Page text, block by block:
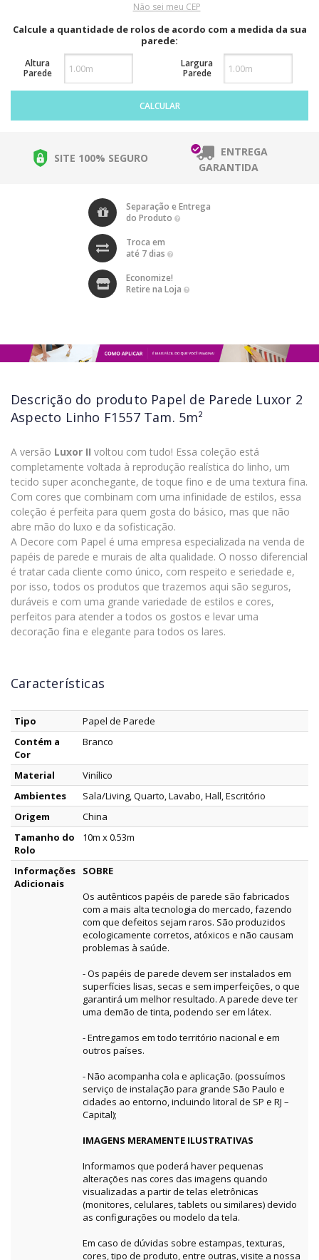
Não sei meu CEP
Calcule a quantidade de rolos de acordo com a medida da sua
parede:
Altura
Parede
Largura
Parede
CALCULAR
SITE 100% SEGURO
ENTREGA
GARANTIDA
Separação e Entrega
do Produto
Troca em
até 7 dias
Economize!
Retire na Loja
Descrição do produto Papel de Parede Luxor 2
Aspecto Linho F1557 Tam. 5m²
A versão Luxor II voltou com tudo! Essa coleção está
completamente voltada à reprodução realística do linho, um
tecido super aconchegante, de toque fino e de uma textura fina.
Com cores que combinam com uma infinidade de estilos, essa
coleção é perfeita para quem gosta do básico, mas que não
abre mão do luxo e da sofisticação.
A Decore com Papel é uma empresa especializada na venda de
papéis de parede e murais de alta qualidade. O nosso diferencial
é tratar cada cliente como único, com respeito e seriedade e,
por isso, todos os produtos que trazemos aqui são seguros,
duráveis e com uma grande variedade de estilos e cores,
perfeitos para atender a todos os gostos e levar uma
decoração fina e elegante para todos os lares.
Características
Tipo
Papel de Parede
Contém a
Cor
Branco
Material
Vinílico
Ambientes
Sala/Living, Quarto, Lavabo, Hall, Escritório
Origem
China
Tamanho do
Rolo
10m x 0.53m
Informações
Adicionais
SOBRE
Os autênticos papéis de parede são fabricados
com a mais alta tecnologia do mercado, fazendo
com que defeitos sejam raros. São produzidos
ecologicamente corretos, atóxicos e não causam
problemas à saúde.
- Os papéis de parede devem ser instalados em
superfícies lisas, secas e sem imperfeições, o que
garantirá um melhor resultado. A parede deve ter
uma demão de tinta, podendo ser em látex.
- Entregamos em todo território nacional e em
outros países.
- Não acompanha cola e aplicação. (possuímos
serviço de instalação para grande São Paulo e
cidades ao entorno, incluindo litoral de SP e RJ –
Capital);
IMAGENS MERAMENTE ILUSTRATIVAS
Informamos que poderá haver pequenas
alterações nas cores das imagens quando
visualizadas a partir de telas eletrônicas
(monitores, celulares, tablets ou similares) devido
as configurações ou modelo da tela.
Em caso de dúvidas sobre estampas, texturas,
cores, tipo de produto, entre outras, visite a nossa